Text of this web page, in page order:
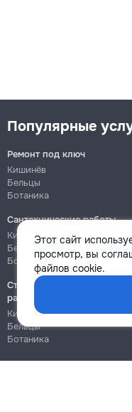
Этот сайт
просмотр, вы
файлов cookie.
Популярные
Ремонт под ключ
Кишинёв
Бельцы
Ботаника
Сантехнические работы
Кишинёв
Бельцы
Ботаника
Строительно-монтажные
работы
Кишинёв
Бельцы
Ботаника